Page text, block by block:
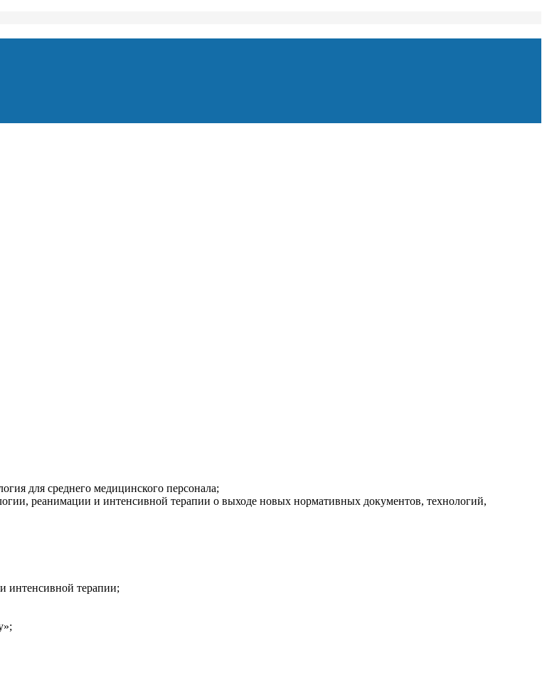
для среднего медицинского персонала;
реанимации и интенсивной терапии о выходе новых нормативных документов, технологий,
интенсивной терапии;